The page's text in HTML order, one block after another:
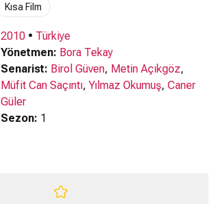
Kısa Film
2010 • Türkiye
Yönetmen: Bora Tekay
Senarist: Birol Güven, Metin Açıkgöz,
Müfit Can Saçıntı, Yılmaz Okumuş, Caner
Güler
Sezon: 1